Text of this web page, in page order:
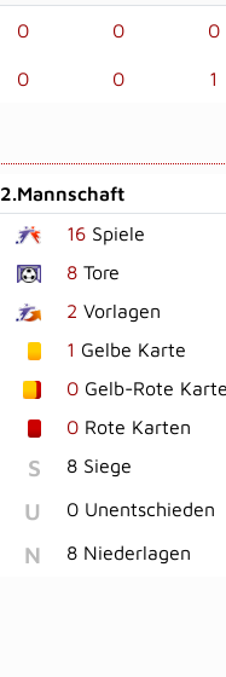
0 0 0
0 0 1
2.Mannschaft
16Spiele
8Tore
2 Vorlagen
1 Gelbe Karte
0Gelb-Rote
0Rote Karten
S 8 Siege
U 0 Unentschieden
N 8 Niederlagen